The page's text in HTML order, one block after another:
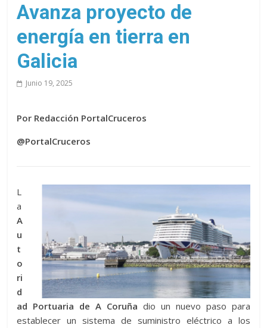
cruceros
en
solo
Avanza proyecto de
energía en tierra en
Galicia
Junio 19, 2025
Por Redacción PortalCruceros
@PortalCruceros
L
a
A
u
t
o
ri
d
ad Portuaria de A Coruña dio un nuevo paso para
establecer un sistema de suministro eléctrico a los